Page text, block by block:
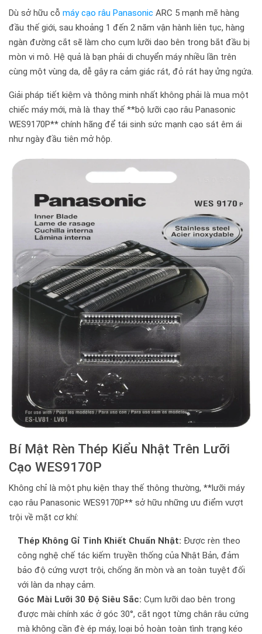
Dù sở hữu cỗ máy cạo râu Panasonic ARC 5 mạnh mẽ hàng
đầu thế giới, sau khoảng 1 đến 2 năm vận hành liên tục, hàng
ngàn đường cắt sẽ làm cho cụm lưỡi dao bên trong bắt đầu bị
mòn vi mô. Hệ quả là bạn phải di chuyển máy nhiều lần trên
cùng một vùng da, dễ gây ra cảm giác rát, đỏ rát hay ửng ngứa.
Giải pháp tiết kiệm và thông minh nhất không phải là mua một
chiếc máy mới, mà là thay thế **bộ lưỡi cạo râu Panasonic
WES9170P** chính hãng để tái sinh sức mạnh cạo sát êm ái
như ngày đầu tiên mở hộp.
Bí Mật Rèn Thép Kiểu Nhật Trên Lưỡi
Cạo WES9170P
Không chỉ là một phụ kiện thay thế thông thường, **lưỡi máy
cạo râu Panasonic WES9170P** sở hữu những ưu điểm vượt
trội về mặt cơ khí:
Thép Không Gỉ Tinh Khiết Chuẩn Nhật: Được rèn theo
công nghệ chế tác kiếm truyền thống của Nhật Bản, đảm
bảo độ cứng vượt trội, chống ăn mòn và an toàn tuyệt đối
với làn da nhạy cảm.
Góc Mài Lưỡi 30 Độ Siêu Sắc: Cụm lưỡi dao bên trong
được mài chính xác ở góc 30°, cắt ngọt từng chân râu cứng
mà không cần đè ép máy, loại bỏ hoàn toàn tình trạng kéo